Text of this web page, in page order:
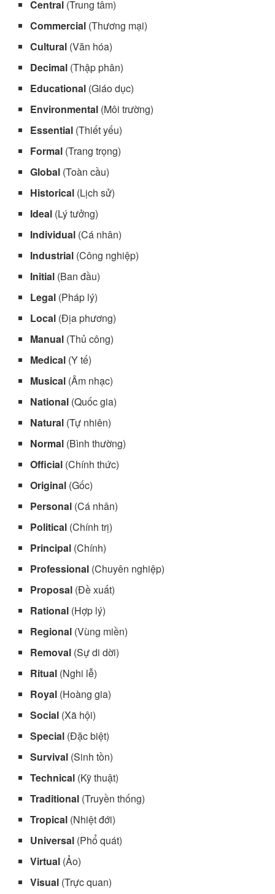
Central (Trung tâm)
Commercial (Thương mại)
Cultural (Văn hóa)
Decimal (Thập phân)
Educational (Giáo dục)
Environmental (Môi trường)
Essential (Thiết yếu)
Formal (Trang trọng)
Global (Toàn cầu)
Historical (Lịch sử)
Ideal (Lý tưởng)
Individual (Cá nhân)
Industrial (Công nghiệp)
Initial (Ban đầu)
Legal (Pháp lý)
Local (Địa phương)
Manual (Thủ công)
Medical (Y tế)
Musical (Âm nhạc)
National (Quốc gia)
Natural (Tự nhiên)
Normal (Bình thường)
Official (Chính thức)
Original (Gốc)
Personal (Cá nhân)
Political (Chính trị)
Principal (Chính)
Professional (Chuyên nghiệp)
Proposal (Đề xuất)
Rational (Hợp lý)
Regional (Vùng miền)
Removal (Sự di dời)
Ritual (Nghi lễ)
Royal (Hoàng gia)
Social (Xã hội)
Special (Đặc biệt)
Survival (Sinh tồn)
Technical (Kỹ thuật)
Traditional (Truyền thống)
Tropical (Nhiệt đới)
Universal (Phổ quát)
Virtual (Ảo)
Visual (Trực quan)